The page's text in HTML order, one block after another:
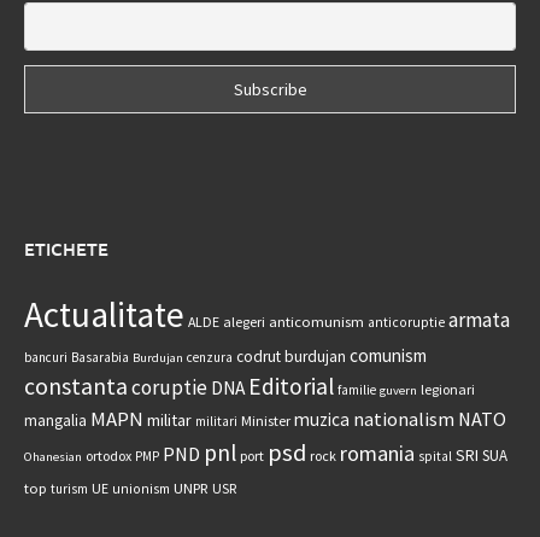
ETICHETE
Actualitate ALDE alegeri anticomunism anticoruptie armata
bancuri Basarabia Burdujan cenzura codrut burdujan comunism
constantacoruptie DNA Editorial familie guvern legionari
mangalia MAPN militar militari Minister muzica nationalism NATO
Ohanesian ortodox PMP PND pnl port psd rock romania spital SRI SUA
top turism UE unionism UNPR USR